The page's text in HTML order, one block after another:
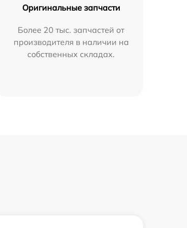
Оригинальные запчасти
Более 20 тыс. запчастей от
производителя в наличии на
собственных складах.